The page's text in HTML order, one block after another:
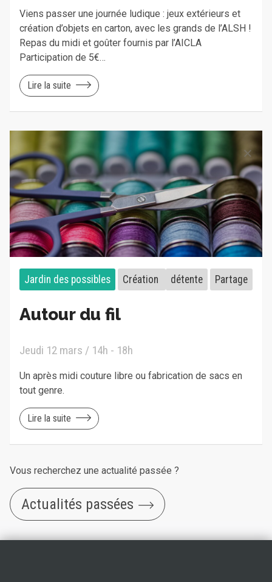
Viens passer une journée ludique : jeux extérieurs et
création d’objets en carton, avec les grands de l’ALSH !
Repas du midi et goûter fournis par l’AICLA
Participation de 5€…
Lire la suite
Jardin des possibles Création détente Partage
Autour du fil
Jeudi 12 mars / 14h - 18h
Un après midi couture libre ou fabrication de sacs en
tout genre.
Lire la suite
Vous recherchez une actualité passée ?
Actualités passées